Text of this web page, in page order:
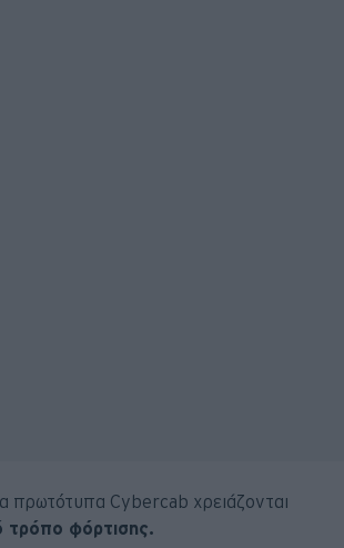
πρωτότυπα Cybercab χρειάζονται
τρόπο φόρτισης.